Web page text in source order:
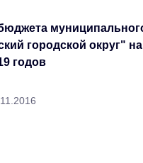
городской округ"
годов